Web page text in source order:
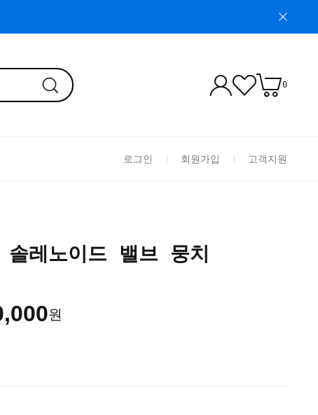
0
로그인 회원가입 고객지원
레노이드 밸브 뭉치
원